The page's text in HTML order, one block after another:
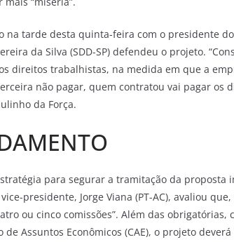
na tarde desta quinta-feira com o presidente
da Silva (SDD-SP) defendeu o projeto.
direitos trabalhistas, na medida em que a
não pagar, quem contratou vai pagar os
da Força.
para segurar a tramitação da
presidente, Jorge Viana (PT-AC), avaliou
ou cinco comissões”. Além das obrigatórias,
de Assuntos Econômicos (CAE), o projeto